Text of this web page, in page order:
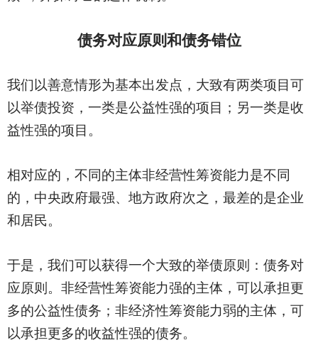
债务对应原则和债务错位
我们以善意情形为基本出发点，大致有两类项目可
以举债投资，一类是公益性强的项目；另一类是收
益性强的项目。
相对应的，不同的主体非经营性筹资能力是不同
的，中央政府最强、地方政府次之，最差的是企业
和居民。
于是，我们可以获得一个大致的举债原则：债务对
应原则。非经营性筹资能力强的主体，可以承担更
多的公益性债务；非经济性筹资能力弱的主体，可
以承担更多的收益性强的债务。